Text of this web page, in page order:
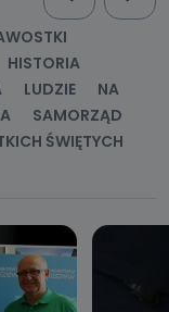
HISTORIA
LUDZIE
NA
SAMORZĄD
ŚWIĘTYCH